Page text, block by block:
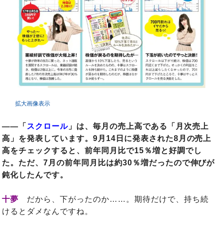
拡大画像表示
――「 スクロール 」は、毎月の売上高である「月次売上
高」を発表しています。9月14日に発表された8月の売上
高をチェックすると、前年同月比で15％増と好調でし
た。ただ、7月の前年同月比は約30％増だったので伸びが
鈍化したんです。
十夢 だから、下がったのか……。期待だけで、持ち続
けるとダメなんですね。